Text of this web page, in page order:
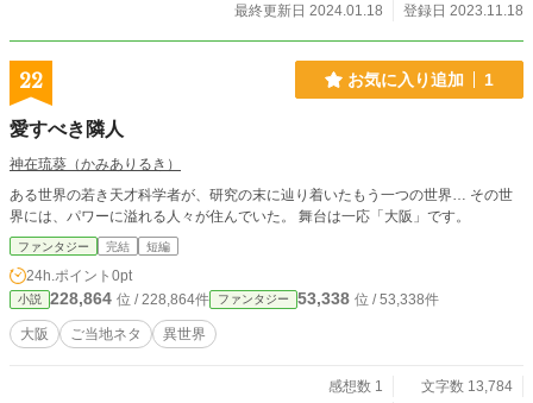
最終更新日 2024.01.18
登録日 2023.11.18
22 お気に入り追加 1
愛すべき隣人
神在琉葵（かみありるき）
ある世界の若き天才科学者が、研究の末に辿り着いたもう一つの世界… その世
界には、パワーに溢れる人々が住んでいた。 舞台は一応「大阪」です。
ファンタジー 完結 短編
24h.ポイント 0pt
小説 228,864 位 / 228,864件 ファンタジー 53,338 位 / 53,338件
大阪 ご当地ネタ 異世界
感想数 1
文字数 13,784